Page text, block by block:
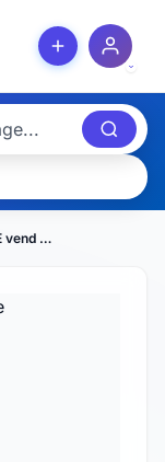
FRANCE vend place d'amarrage